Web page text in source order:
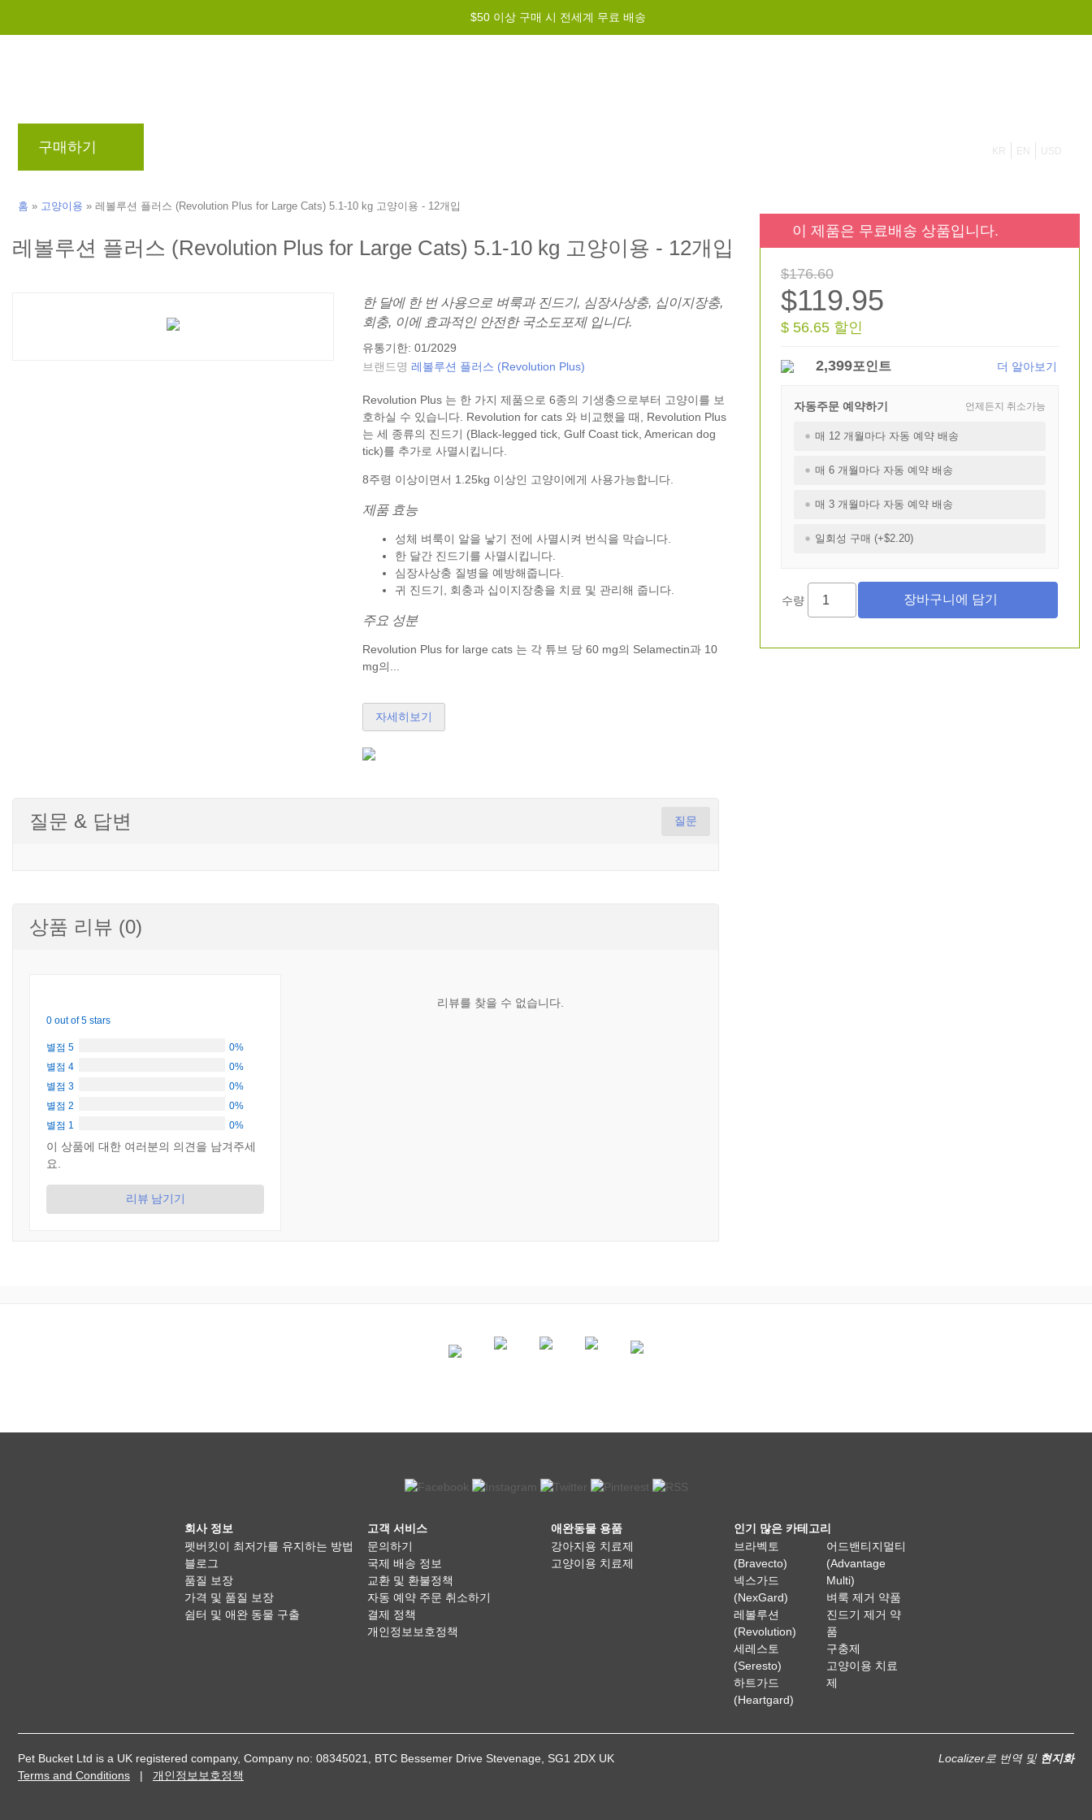
$50 이상 구매 시 전세계 무료 배송
구매하기 KR EN USD
홈 » 고양이용 » 레볼루션 플러스 (Revolution Plus for Large Cats) 5.1-10 kg 고양이용 - 12개입
레볼루션 플러스 (Revolution Plus for Large Cats) 5.1-10 kg 고양이용 - 12개입
한 달에 한 번 사용으로 벼룩과 진드기, 심장사상충, 십이지장충,
회충, 이에 효과적인 안전한 국소도포제 입니다.
유통기한: 01/2029
브랜드명 레볼루션 플러스 (Revolution Plus)
Revolution Plus 는 한 가지 제품으로 6종의 기생충으로부터 고양이를 보
호하실 수 있습니다. Revolution for cats 와 비교했을 때, Revolution Plus
는 세 종류의 진드기 (Black-legged tick, Gulf Coast tick, American dog
tick)를 추가로 사멸시킵니다.
8주령 이상이면서 1.25kg 이상인 고양이에게 사용가능합니다.
제품 효능
성체 벼룩이 알을 낳기 전에 사멸시켜 번식을 막습니다.
한 달간 진드기를 사멸시킵니다.
심장사상충 질병을 예방해줍니다.
귀 진드기, 회충과 십이지장충을 치료 및 관리해 줍니다.
주요 성분
Revolution Plus for large cats 는 각 튜브 당 60 mg의 Selamectin과 10
mg의...
자세히보기
질문 & 답변 질문
상품 리뷰 (0)
0 out of 5 stars
별점 5
0%
별점 4
0%
별점 3
0%
별점 2
0%
별점 1
0%
이 상품에 대한 여러분의 의견을 남겨주세
요.
리뷰 남기기
리뷰를 찾을 수 없습니다.
이 제품은 무료배송 상품입니다.
$176.60
$119.95
$ 56.65 할인
2,399포인트 더 알아보기
언제든지 취소가능
자동주문 예약하기
매 12 개월마다 자동 예약 배송
매 6 개월마다 자동 예약 배송
매 3 개월마다 자동 예약 배송
일회성 구매 (+$2.20)
수량
회사 정보
펫버킷이 최저가를 유지하는 방법
블로그
품질 보장
가격 및 품질 보장
쉼터 및 애완 동물 구출
고객 서비스
문의하기
국제 배송 정보
교환 및 환불정책
자동 예약 주문 취소하기
결제 정책
개인정보보호정책
애완동물 용품
강아지용 치료제
고양이용 치료제
인기 많은 카테고리
브라벡토
(Bravecto)
넥스가드
(NexGard)
레볼루션
(Revolution)
세레스토
(Seresto)
하트가드
(Heartgard)
어드밴티지멀티
(Advantage
Multi)
벼룩 제거 약품
진드기 제거 약
품
구충제
고양이용 치료
제
Pet Bucket Ltd is a UK registered company, Company no: 08345021, BTC Bessemer Drive Stevenage, SG1 2DX UK
Terms and Conditions | 개인정보보호정책
Localizer로 번역 및 현지화